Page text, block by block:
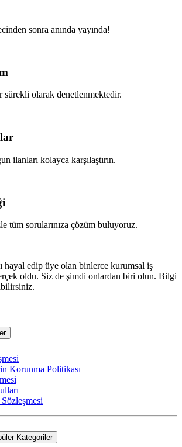
sonra anında yayında!
sürekli olarak denetlenmektedir.
ilanları kolayca karşılaştırın.
tüm sorularınıza çözüm buluyoruz.
hayal edip üye olan binlerce kurumsal iş
oldu. Siz de şimdi onlardan biri olun. Bilgi
Korunma Politikası
Kategoriler